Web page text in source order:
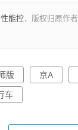
能控，版权归原作
版 京A
车